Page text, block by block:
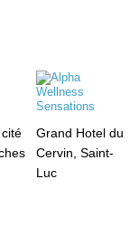
Grand Hotel du
Cervin, Saint-
Luc